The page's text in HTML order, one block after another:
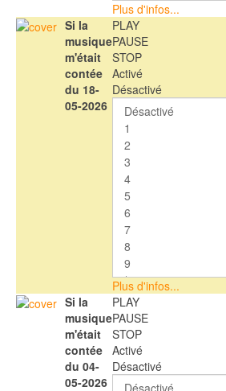
Plus d'infos...
Si la
musique
m'était
contée
du 18-
05-2026
PLAY
PAUSE
STOP
Activé
Désactivé
Plus d'infos...
Si la
musique
m'était
contée
du 04-
05-2026
PLAY
PAUSE
STOP
Activé
Désactivé